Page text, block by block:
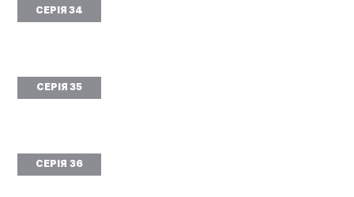
СЕРІЯ 34
СЕРІЯ 35
СЕРІЯ 36